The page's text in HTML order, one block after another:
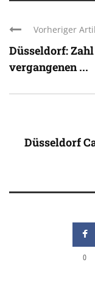
Vorheriger
Düsseldorf:
vergangenen ...
Düsseldorf
0